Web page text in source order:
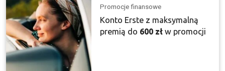
Promocje finansowe
Konto Erste z maksymalną
premią do 600 zł w promocji